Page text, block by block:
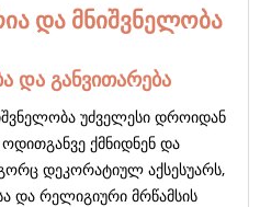
და მნიშვნელობა
და განვითარება
უძველესი დროიდან
ოდითგანვე ქმნიდნენ და
დეკორატიულ აქსესუარს,
და რელიგიური მრწამსის